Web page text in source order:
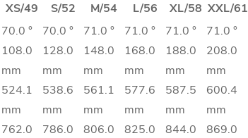
XS/49 S/52 M/54 L/56 XL/58 XXL/61
70.0 ° 70.0 ° 71.0 ° 71.0 ° 71.0 °
71.0 °
108.0
mm
128.0
mm
148.0
mm
168.0
mm
188.0
mm
208.0
mm
524.1
mm
538.6
mm
561.1
mm
577.6
mm
587.5
mm
600.4
mm
762.0
786.0
806.0
825.0
844.0
869.0